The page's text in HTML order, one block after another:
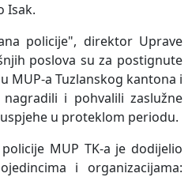
Isak.
policije", direktor Uprave
poslova su za postignute
MUP-a Tuzlanskog kantona i
i pohvalili zaslužne
u proteklom periodu.
MUP TK-a je dodijelio
i organizacijama: